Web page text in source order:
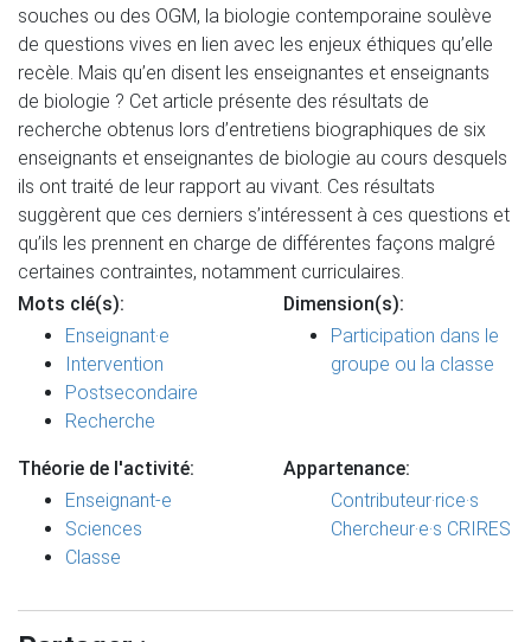
souches ou des OGM, la biologie contemporaine soulève
de questions vives en lien avec les enjeux éthiques qu’elle
recèle. Mais qu’en disent les enseignantes et enseignants
de biologie ? Cet article présente des résultats de
recherche obtenus lors d’entretiens biographiques de six
enseignants et enseignantes de biologie au cours desquels
ils ont traité de leur rapport au vivant. Ces résultats
suggèrent que ces derniers s’intéressent à ces questions et
qu’ils les prennent en charge de différentes façons malgré
certaines contraintes, notamment curriculaires.
Mots clé(s):
Enseignant·e
Intervention
Postsecondaire
Recherche
Dimension(s):
Participation dans le
groupe ou la classe
Théorie de l'activité:
Enseignant-e
Sciences
Classe
Appartenance:
Contributeur·rice·s
Chercheur·e·s CRIRES